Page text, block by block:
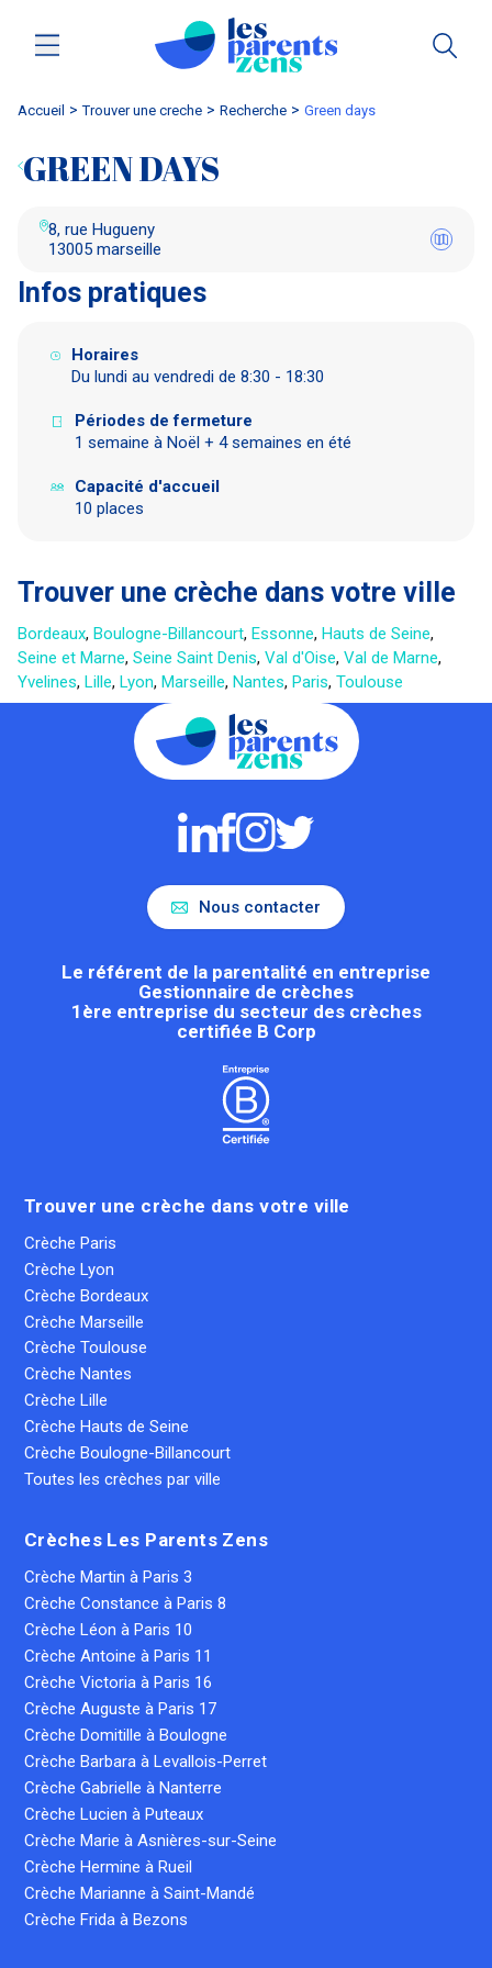
Accueil trouver une creche Recherche green days
GREEN DAYS
8, rue Hugueny
13005 marseille
Infos pratiques
Horaires
Du lundi au vendredi de 8:30 - 18:30
Périodes de fermeture
1 semaine à Noël + 4 semaines en été
Capacité d'accueil
10 places
Trouver une crèche dans votre ville
Bordeaux, Boulogne-Billancourt, Essonne, Hauts de Seine,
Seine et Marne, Seine Saint Denis, Val d'Oise, Val de Marne,
Yvelines, Lille, Lyon, Marseille, Nantes, Paris, Toulouse
Nous contacter
Le référent de la parentalité en entreprise
Gestionnaire de crèches
1ère entreprise du secteur des crèches
certifiée B Corp
Trouver une crèche dans votre ville
Crèche Paris
Crèche Lyon
Crèche Bordeaux
Crèche Marseille
Crèche Toulouse
Crèche Nantes
Crèche Lille
Crèche Hauts de Seine
Crèche Boulogne-Billancourt
Toutes les crèches par ville
Crèches Les Parents Zens
Crèche Martin à Paris 3
Crèche Constance à Paris 8
Crèche Léon à Paris 10
Crèche Antoine à Paris 11
Crèche Victoria à Paris 16
Crèche Auguste à Paris 17
Crèche Domitille à Boulogne
Crèche Barbara à Levallois-Perret
Crèche Gabrielle à Nanterre
Crèche Lucien à Puteaux
Crèche Marie à Asnières-sur-Seine
Crèche Hermine à Rueil
Crèche Marianne à Saint-Mandé
Crèche Frida à Bezons